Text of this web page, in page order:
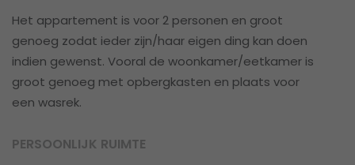
Het appartement is voor 2 personen en groot
genoeg zodat ieder zijn/haar eigen ding kan doen
indien gewenst. Vooral de woonkamer/eetkamer is
groot genoeg met opbergkasten en plaats voor
een wasrek.
PERSOONLIJK RUIMTE